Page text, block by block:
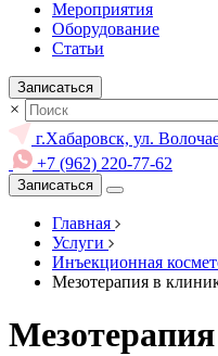
Мероприятия
Оборудование
Статьи
Записаться
×
г.Хабаровск, ул.
+7 (962) 220-77-62
Записаться
Главная
Услуги
Инъекционная
Мезотерапия в